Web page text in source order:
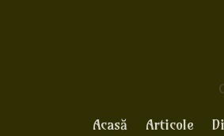
Acasă Articole